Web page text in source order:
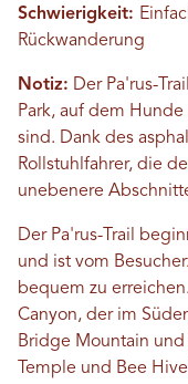
Schwierigkeit:
Rückwanderung
Notiz: Der Pa'rus-
Park, auf dem
sind. Dank des
Rollstuhlfahrer, die
unebenere
Der Pa'rus-Trail
und ist vom
bequem zu
Canyon, der im
Bridge Mountain
Temple und Bee